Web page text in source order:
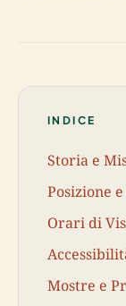
INDICE
Storia e
Posizione
Orari di
Mostre e